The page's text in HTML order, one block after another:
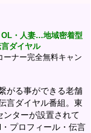
OL・人妻…地域密着型
ダイヤル
ーナー完全無料キャン
がる事ができる老舗
言ダイヤル番組。東
ターが設置されて
プロフィール・伝言